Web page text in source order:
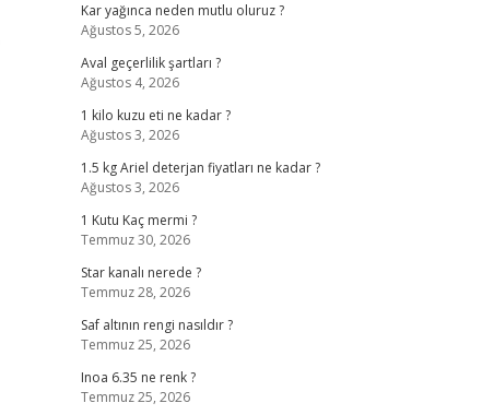
Kar yağınca neden mutlu oluruz ?
Ağustos 5, 2026
Aval geçerlilik şartları ?
Ağustos 4, 2026
1 kilo kuzu eti ne kadar ?
Ağustos 3, 2026
1.5 kg Ariel deterjan fiyatları ne kadar ?
Ağustos 3, 2026
1 Kutu Kaç mermi ?
Temmuz 30, 2026
Star kanalı nerede ?
Temmuz 28, 2026
Saf altının rengi nasıldır ?
Temmuz 25, 2026
Inoa 6.35 ne renk ?
Temmuz 25, 2026